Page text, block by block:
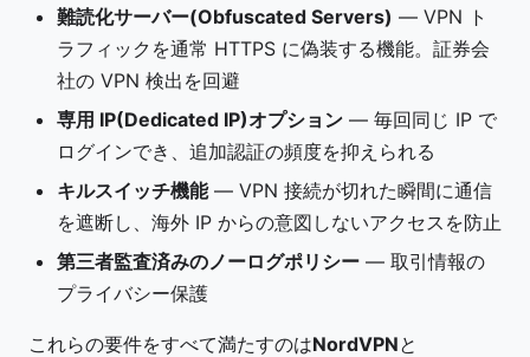
難読化サーバー(Obfuscated Servers) — VPN ト
ラフィックを通常 HTTPS に偽装する機能。証券会
社の VPN 検出を回避
専用 IP(Dedicated IP)オプション — 毎回同じ IP で
ログインでき、追加認証の頻度を抑えられる
キルスイッチ機能— VPN 接続が切れた瞬間に通信
を遮断し、海外 IP からの意図しないアクセスを防止
第三者監査済みのノーログポリシー — 取引情報の
プライバシー保護
これらの要件をすべて満たすのはNordVPNと